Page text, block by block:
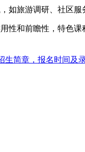
如旅游调研、社区
性和前瞻性，特色
生简章，报名时间及